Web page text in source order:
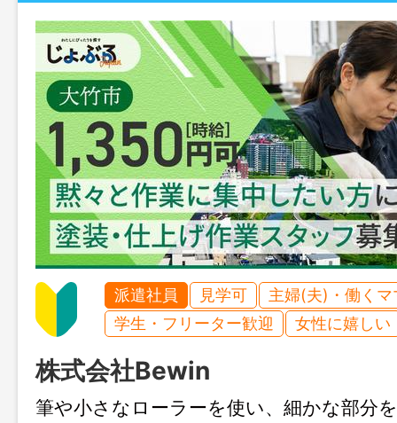
派遣社員 見学可
主婦(夫)・働くマ
学生・フリーター歓迎
女性に嬉しい
株式会社Bewin
筆や小さなローラーを使い、細かな部分